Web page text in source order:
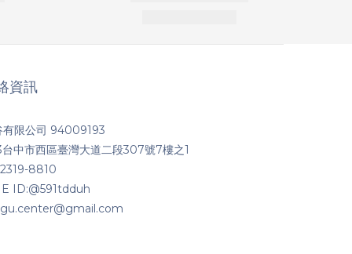
資訊
有限公司 94009193
中市西區臺灣大道二段307號7樓之1
8810
ID:@591tdduh